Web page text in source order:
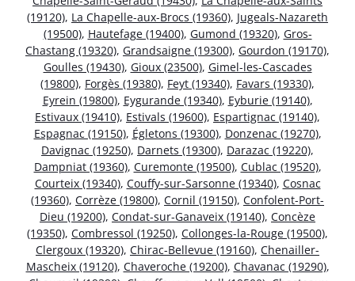
(19120), La Chapelle-aux-Brocs (19360), Jugeals-Nazareth
(19500), Hautefage (19400), Gumond (19320), Gros-
Chastang (19320), Grandsaigne (19300), Gourdon (19170),
Goulles (19430), Gioux (23500), Gimel-les-Cascades
(19800), Forgès (19380), Feyt (19340), Favars (19330),
Eyrein (19800), Eygurande (19340), Eyburie (19140),
Estivaux (19410), Estivals (19600), Espartignac (19140),
Espagnac (19150), Égletons (19300), Donzenac (19270),
Davignac (19250), Darnets (19300), Darazac (19220),
Dampniat (19360), Curemonte (19500), Cublac (19520),
Courteix (19340), Couffy-sur-Sarsonne (19340), Cosnac
(19360), Corrèze (19800), Cornil (19150), Confolent-Port-
Dieu (19200), Condat-sur-Ganaveix (19140), Concèze
(19350), Combressol (19250), Collonges-la-Rouge (19500),
Clergoux (19320), Chirac-Bellevue (19160), Chenailler-
Mascheix (19120), Chaveroche (19200), Chavanac (19290),